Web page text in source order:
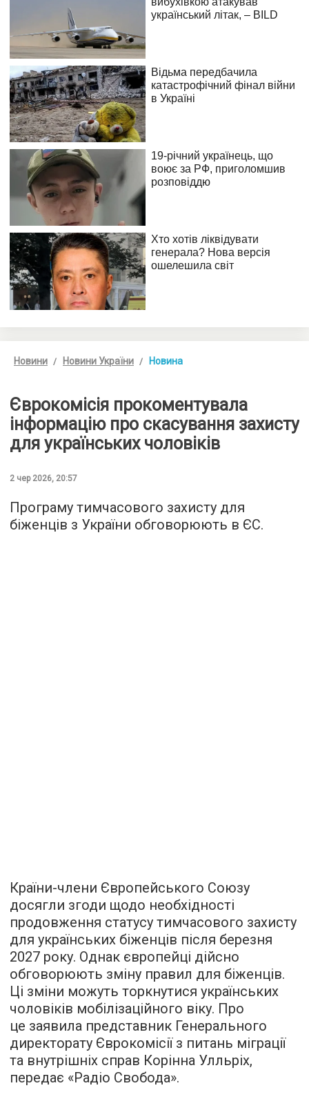
Новини Новини України Новина
Єврокомісія прокоментувала
інформацію про скасування захисту
для українських чоловіків
2 чер 2026, 20:57
Програму тимчасового захисту для
біженців з України обговорюють в ЄС.
Країни-члени Європейського Союзу
досягли згоди щодо необхідності
продовження статусу тимчасового захисту
для українських біженців після березня
2027 року. Однак європейці дійсно
обговорюють зміну правил для біженців.
Ці зміни можуть торкнутися українських
чоловіків мобілізаційного віку. Про
це заявила представник Генерального
директорату Єврокомісії з питань міграції
та внутрішніх справ Корінна Улльріх,
передає «Радіо Свобода».